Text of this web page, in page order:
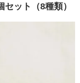
ット（8種類）